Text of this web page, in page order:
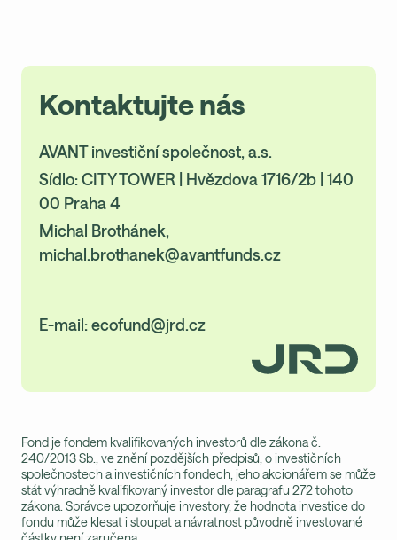
Kontaktujte nás
AVANT investiční společnost, a.s.
Sídlo: CITY TOWER | Hvězdova 1716/2b | 140
00 Praha 4
Michal Brothánek,
michal.brothanek@avantfunds.cz
E-mail:ecofund@jrd.cz
Fond je fondem kvalifikovaných investorů dle zákona č.
240/2013 Sb., ve znění pozdějších předpisů, o investičních
společnostech a investičních fondech, jeho akcionářem se může
stát výhradně kvalifikovaný investor dle paragrafu 272 tohoto
zákona. Správce upozorňuje investory, že hodnota investice do
fondu může klesat i stoupat a návratnost původně investované